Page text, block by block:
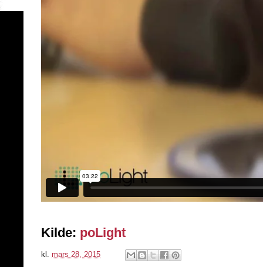
Kilde: poLight
kl. mars 28, 2015